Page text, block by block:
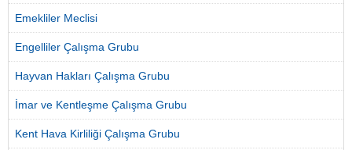
Emekliler Meclisi
Engelliler Çalışma Grubu
Hayvan Hakları Çalışma Grubu
İmar ve Kentleşme Çalışma Grubu
Kent Hava Kirliliği Çalışma Grubu